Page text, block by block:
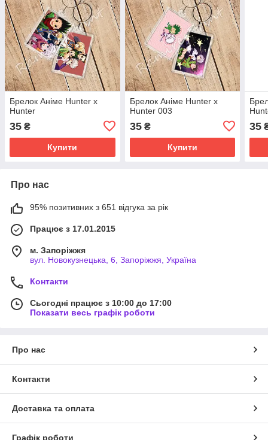
Брелок Аніме Hunter x
Hunter
35 ₴
Купити
Брелок Аніме Hunter x
Hunter 003
35₴
Купити
35
Про нас
95% позитивних з 651 відгука за рік
Працює з 17.01.2015
м. Запоріжжя
вул. Новокузнецька, 6, Запоріжжя, Україна
Контакти
Сьогодні працює з 10:00 до 17:00
Показати весь графік роботи
Про нас
Контакти
Доставка та оплата
Графік роботи